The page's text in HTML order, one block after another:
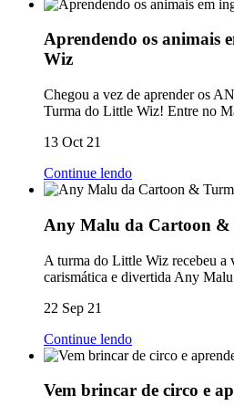
Aprendendo os animais
Wiz
Chegou a vez de aprender os
Turma do Little Wiz! Entre no
13 Oct 21
Continue lendo
Any Malu da Cartoon
A turma do Little Wiz recebeu a
carismática e divertida Any
22 Sep 21
Continue lendo
Vem brincar de circo e